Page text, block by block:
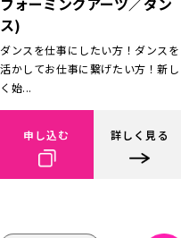
ス)
ダンスを仕事にしたい方！ダンスを
活かしてお仕事に繋げたい方！新し
く始...
申し込む 詳しく見る